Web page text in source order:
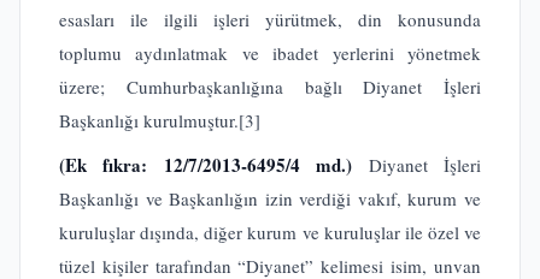
esasları ile ilgili işleri yürütmek, din konusunda
toplumu aydınlatmak ve ibadet yerlerini yönetmek
üzere; Cumhurbaşkanlığına bağlı Diyanet İşleri
Başkanlığı kurulmuştur.[3]
(Ek fıkra: 12/7/2013-6495/4 md.) Diyanet İşleri
Başkanlığı ve Başkanlığın izin verdiği vakıf, kurum ve
kuruluşlar dışında, diğer kurum ve kuruluşlar ile özel ve
tüzel kişiler tarafından “Diyanet” kelimesi isim, unvan